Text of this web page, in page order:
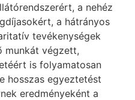
a nehéz
a hátrányos
tevékenységek
munkát végzett,
is folyamatosan
hosszas egyeztetést
eredményeként a